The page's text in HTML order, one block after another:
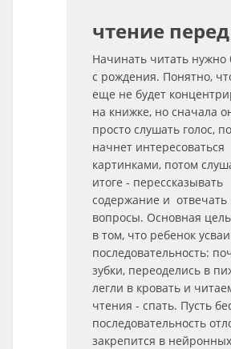
чтение
Начинать читать нужно
с рождения. Понятно,
еще не будет
на книжке, но сначала
просто слушать голос,
начнет интересоваться
картинками, потом
итоге - перессказывать
содержание и отвечать
вопросы. Основная
в том, что ребенок
последовательность:
зубки, переоделись в
легли в кровать и
чтения - спать. Пусть
последовательность
закрепится в